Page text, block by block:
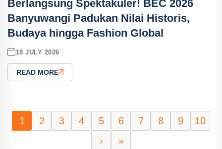
Berlangsung Spektakuler! BEC 2026
Banyuwangi Padukan Nilai Historis,
Budaya hingga Fashion Global
18 JULY 2026
READ MORE
1 2 3 4 5 6 7 8 9
10
›
»